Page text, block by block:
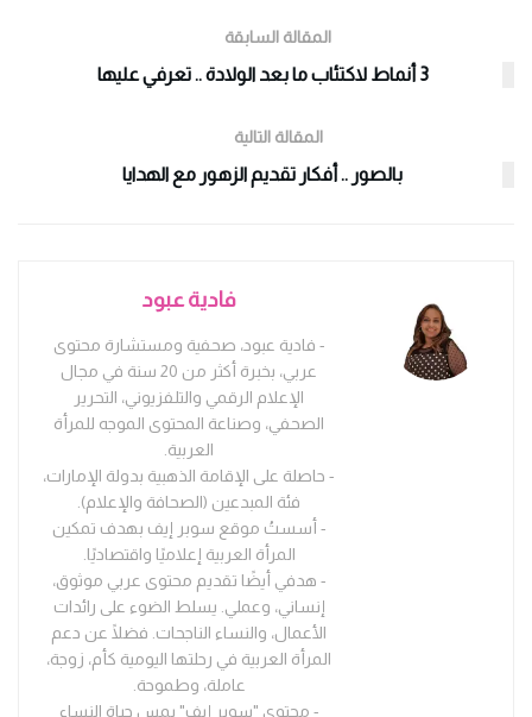
المقالة السابقة
3 أنماط لاكتئاب ما بعد الولادة .. تعرفي عليها
المقالة التالية
بالصور .. أفكار تقديم الزهور مع الهدايا
فادية عبود
- فادية عبود، صحفية ومستشارة محتوى
عربي، بخبرة أكثر من 20 سنة في مجال
الإعلام الرقمي والتلفزيوني، التحرير
الصحفي، وصناعة المحتوى الموجه للمرأة
العربية.
- حاصلة على الإقامة الذهبية بدولة الإمارات،
فئة المبدعين (الصحافة والإعلام).
- أسستُ موقع سوبر إيف بهدف تمكين
المرأة العربية إعلاميًا واقتصاديًا.
- هدفي أيضًا تقديم محتوى عربي موثوق،
إنساني، وعملي. يسلط الضوء على رائدات
الأعمال، والنساء الناجحات. فضلًا عن دعم
المرأة العربية في رحلتها اليومية كأم، زوجة،
عاملة، وطموحة.
- محتوى "سوبر إيف" يمس حياة النساء